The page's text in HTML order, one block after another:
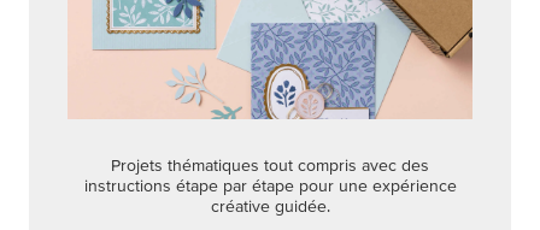
Projets thématiques tout compris avec des
instructions étape par étape pour une expérience
créative guidée.